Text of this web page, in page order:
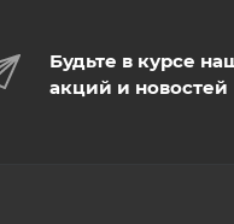
Будьте в курсе
акций и новостей